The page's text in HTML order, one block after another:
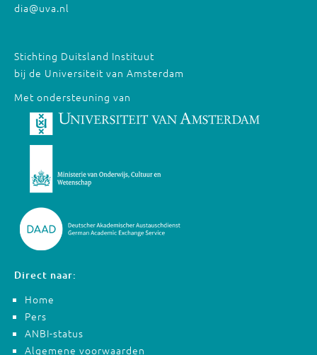
dia@uva.nl
Stichting Duitsland Instituut
bij de Universiteit van Amsterdam
Met ondersteuning van
Direct naar:
Home
Pers
ANBI-status
Algemene voorwaarden